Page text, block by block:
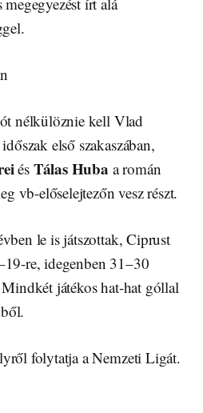
nélkülöznie kell Vlad
első szakaszában,
és Tálas Huba a román
vb-előselejtezőn vesz részt.
le is játszottak, Ciprust
re, idegenben 31–30
játékos hat-hat góllal
folytatja a Nemzeti Ligát.